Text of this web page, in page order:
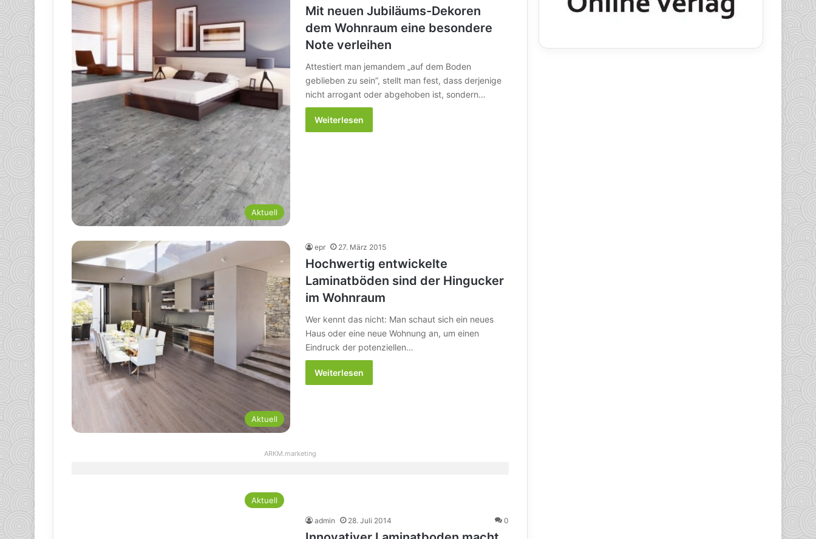
Aktuell
Mit neuen Jubiläums-Dekoren
dem Wohnraum eine besondere
Note verleihen
Attestiert man jemandem „auf dem Boden
geblieben zu sein”, stellt man fest, dass derjenige
nicht arrogant oder abgehoben ist, sondern…
Weiterlesen
Aktuell
epr 27. März 2015
Hochwertig entwickelte
Laminatböden sind der Hingucker
im Wohnraum
Wer kennt das nicht: Man schaut sich ein neues
Haus oder eine neue Wohnung an, um einen
Eindruck der potenziellen…
Weiterlesen
ARKM.marketing
Aktuell
admin 28. Juli 2014 0